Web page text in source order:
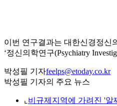
이번 연구결과는 대한신경정신
‘정신의학연구(Psychiatry
박성필 기자feelps@etoday.co.kr
박성필 기자의 주요 뉴스
⌞ 비규제지역에 가려진 '알